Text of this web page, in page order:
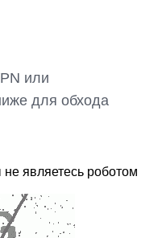
или
для обхода
являетесь роботом